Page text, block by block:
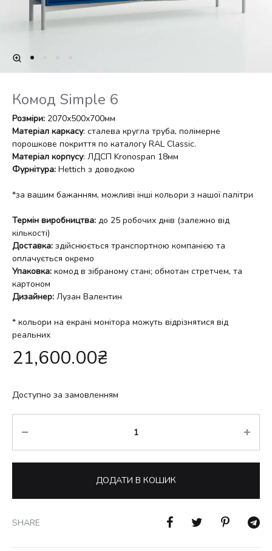
Комод Simple 6
Розміри: 2070х500х700мм
Матеріал каркасу: сталева кругла труба, полімерне
порошкове покриття по каталогу RAL Classic.
Матеріал корпусу: ЛДСП Kronospan 18мм
Фурнітура: Hettich з доводкою
*за вашим бажанням, можливі інші кольори з нашої палітри
Термін виробництва: до 25 робочих днів (залежно від
кількості)
Доставка: здійснюється транспортною компанією та
оплачується окремо
Упаковка: комод в зібраному стані; обмотан стретчем, та
картоном
Дизайнер: Лузан Валентин
* кольори на екрані монітора можуть відрізнятися від
реальних
21,600.00₴
Доступно за замовленням
ДОДАТИ В КОШИК
SHARE